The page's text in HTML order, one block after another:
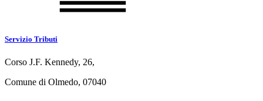
Servizio Tributi
Corso J.F. Kennedy, 26,
Comune di Olmedo, 07040